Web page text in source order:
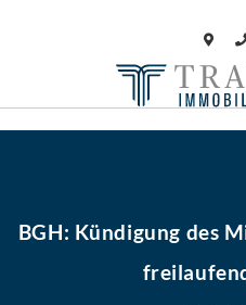
BGH: Kündigung des